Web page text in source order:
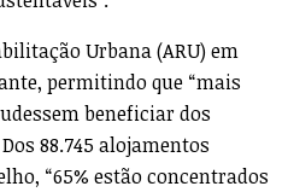
Urbana (ARU) em
permitindo que “mais
beneficiar dos
88.745 alojamentos
“65% estão concentrados